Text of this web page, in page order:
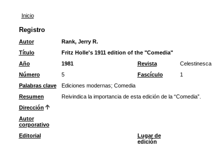
Inicio
Registro
Autor
Rank, Jerry R.
Título
Fritz Holle's 1911 edition of the "Comedia"
Año
1981 Revista
Celestinesca
Número
5 Fascículo
1
Palabras clave
Ediciones modernas; Comedia
Resumen
Reivindica la importancia de esta edición de la “Comedia”.
Dirección
Autor
corporativo
Editorial
Lugar de
edición